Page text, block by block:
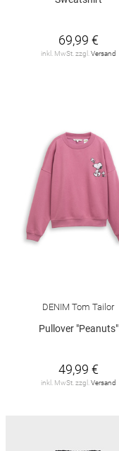
69,99 €
inkl. MwSt. zzgl. Versand
DENIM Tom Tailor
Pullover "Peanuts"
49,99 €
inkl. MwSt. zzgl. Versand